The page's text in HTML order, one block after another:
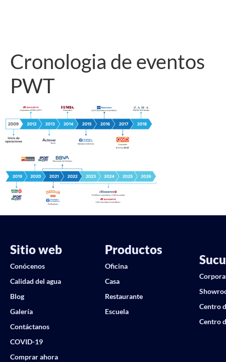
Cronologia de eventos
PWT
Sitio web
Conócenos
Calidad del agua
Blog
Galería
Contáctanos
COVID-19
Comprar ahora
Productos
Oficina
Casa
Restaurante
Escuela
Centro
Centro